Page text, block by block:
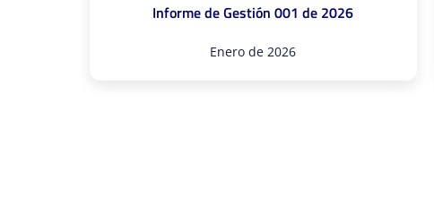
Informe de Gestión 001 de 2026
Enero de 2026